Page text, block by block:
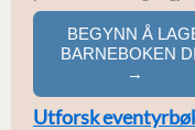
BEGYNN Å
BARNEBOKEN
→
Utforsk